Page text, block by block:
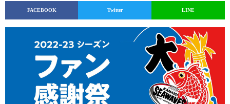
FACEBOOK Twitter LINE